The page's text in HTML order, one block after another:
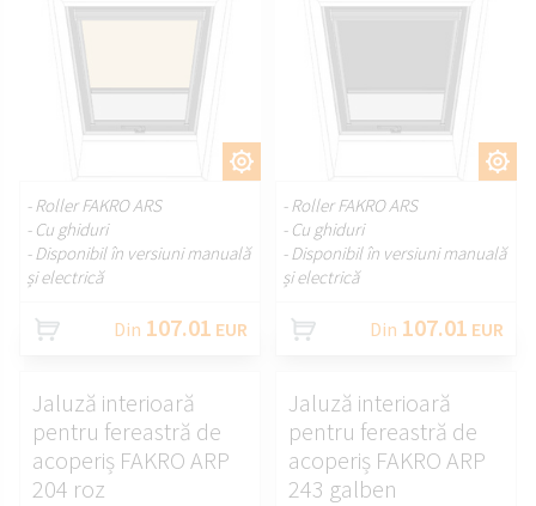
- Roller FAKRO ARS
- Cu ghiduri
- Disponibil în versiuni manuală
și electrică
Din 107.01 EUR
- Roller FAKRO ARS
- Cu ghiduri
- Disponibil în versiuni manuală
și electrică
Din 107.01 EUR
Jaluză interioară
pentru fereastră de
acoperiș FAKRO ARP
204 roz
Jaluză interioară
pentru fereastră de
acoperiș FAKRO ARP
243 galben